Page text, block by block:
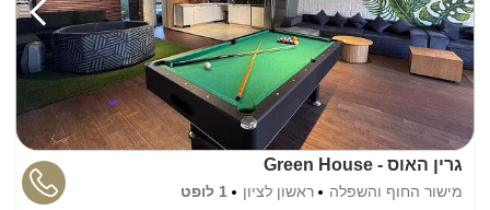
גרין האוס - Green House
מישור החוף והשפלה ראשון לציון 1 לופט